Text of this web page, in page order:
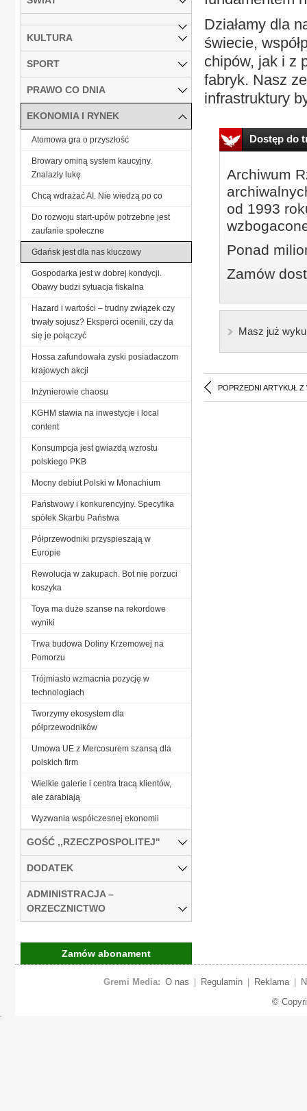
Działamy dla
świecie,
chipów, jak i z
fabryk. Nasz
infrastruktury
Dostęp do
Archiwum
od 1993
Ponad
Zamów
Masz już
POPRZEDNI ARTYKUŁ Z
KULTURA
SPORT
PRAWO CO DNIA
EKONOMIA I RYNEK
Atomowa gra o przyszłość
Browary ominą system kaucyjny.
Znalazły lukę
Chcą wdrażać AI. Nie wiedzą po co
Do rozwoju start-upów potrzebne jest
zaufanie społeczne
Gdańsk jest dla nas kluczowy
Gospodarka jest w dobrej kondycji.
Obawy budzi sytuacja fiskalna
Hazard i wartości – trudny związek czy
trwały sojusz? Eksperci ocenili, czy da
się je połączyć
Hossa zafundowała zyski posiadaczom
krajowych akcji
Inżynierowie chaosu
KGHM stawia na inwestycje i local
content
Konsumpcja jest gwiazdą wzrostu
polskiego PKB
Mocny debiut Polski w Monachium
Państwowy i konkurencyjny. Specyfika
spółek Skarbu Państwa
Półprzewodniki przyspieszają w
Europie
Rewolucja w zakupach. Bot nie porzuci
koszyka
Toya ma duże szanse na rekordowe
wyniki
Trwa budowa Doliny Krzemowej na
Pomorzu
Trójmiasto wzmacnia pozycję w
technologiach
Tworzymy ekosystem dla
półprzewodników
Umowa UE z Mercosurem szansą dla
polskich firm
Wielkie galerie i centra tracą klientów,
ale zarabiają
Wyzwania współczesnej ekonomii
GOŚĆ ,,RZECZPOSPOLITEJ''
DODATEK
ADMINISTRACJA –
ORZECZNICTWO
Zamów abonament
Gremi Media: O nas Regulamin Reklama
©